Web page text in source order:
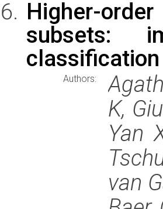
Higher-
subsets:
classification
Authors:
K,
Yan
van